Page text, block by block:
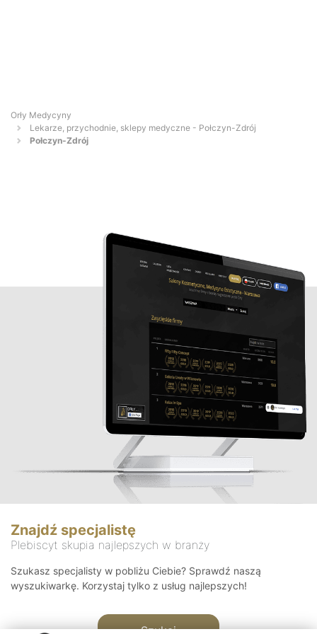
Orły Medycyny
Lekarze, przychodnie, sklepy medyczne - Połczyn-Zdrój
Połczyn-Zdrój
Znajdź specjalistę
Plebiscyt skupia najlepszych w branży
Szukasz specjalisty w pobliżu Ciebie? Sprawdź naszą
wyszukiwarkę. Korzystaj tylko z usług najlepszych!
Szukaj